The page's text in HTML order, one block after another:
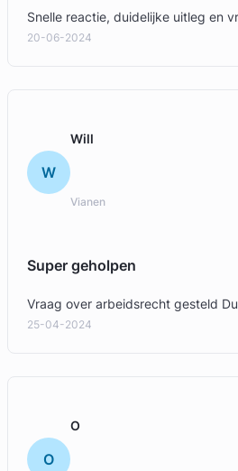
Snelle reactie, duidelijke uitleg en
20-06-2024
W
Will
Vianen
Super geholpen
Vraag over arbeidsrecht gesteld
25-04-2024
O
O